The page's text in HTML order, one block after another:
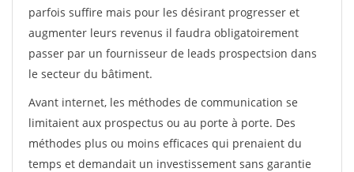
parfois suffire mais pour les désirant progresser et
augmenter leurs revenus il faudra obligatoirement
passer par un fournisseur de leads prospectsion dans
le secteur du bâtiment.
Avant internet, les méthodes de communication se
limitaient aux prospectus ou au porte à porte. Des
méthodes plus ou moins efficaces qui prenaient du
temps et demandait un investissement sans garantie